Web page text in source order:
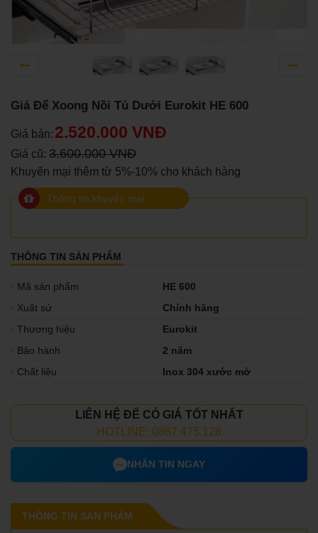
Giá Để Xoong Nồi Tủ Dưới Eurokit HE 600
Giá bán: 2.520.000 VNĐ
Giá cũ: 3.600.000 VNĐ
Khuyến mại thêm từ 5%-10% cho khách hàng
Thông tin khuyến mại
THÔNG TIN SẢN PHẨM
Mã sản phẩm
HE 600
Xuất sứ
Chính hãng
Thương hiệu
Eurokit
Bảo hành
2 năm
Chất liệu
Inox 304 xước mờ
LIÊN HỆ ĐỂ CÓ GIÁ TỐT NHẤT
HOTLINE: 0867 475 128
NHẮN TIN NGAY
THÔNG TIN SẢN PHẨM